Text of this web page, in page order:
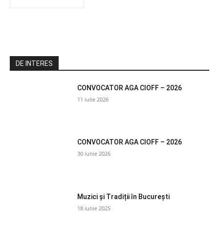
DE INTERES
CONVOCATOR AGA CIOFF – 2026
11 iulie 2026
CONVOCATOR AGA CIOFF – 2026
30 iunie 2026
Muzici și Tradiții în București
18 iunie 2025